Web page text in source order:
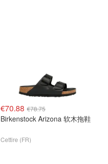
€70.88 €78.75
Birkenstock Arizona 软木拖鞋
Cettire (FR)